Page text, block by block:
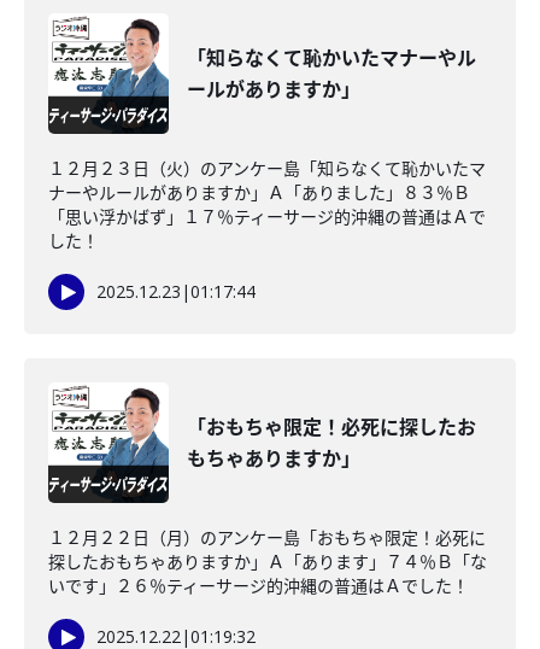
「知らなくて恥かいたマナーやル
ールがありますか」
１２月２３日（火）のアンケー島「知らなくて恥かいたマ
ナーやルールがありますか」Ａ「ありました」８３％Ｂ
「思い浮かばず」１７％ティーサージ的沖縄の普通はＡで
した！
2025.12.23 |01:17:44
「おもちゃ限定！必死に探したお
もちゃありますか」
１２月２２日（月）のアンケー島「おもちゃ限定！必死に
探したおもちゃありますか」Ａ「あります」７４％Ｂ「な
いです」２６％ティーサージ的沖縄の普通はＡでした！
2025.12.22|01:19:32